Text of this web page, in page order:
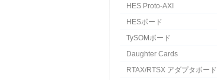
HES Proto-AXI
HESボード
TySOMボード
Daughter Cards
RTAX/RTSX アダプタボード